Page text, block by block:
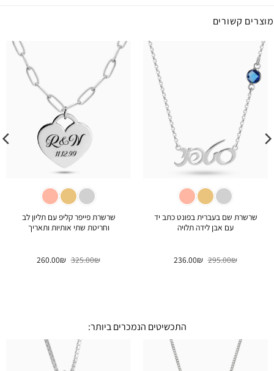
מוצרים קשורים
שרשרת שם בעברית בפונט כתב יד
עם אבן לידה תלויה
295.00₪ המחיר
המקורי
236.00₪ המחיר
שרשרת פייפר קליפ עם תליון לב
וחריטת שתי אותיות ותאריך
325.00₪ המחיר
המקורי
260.00₪ המחיר
התכשיטים הנמכרים ביותר: